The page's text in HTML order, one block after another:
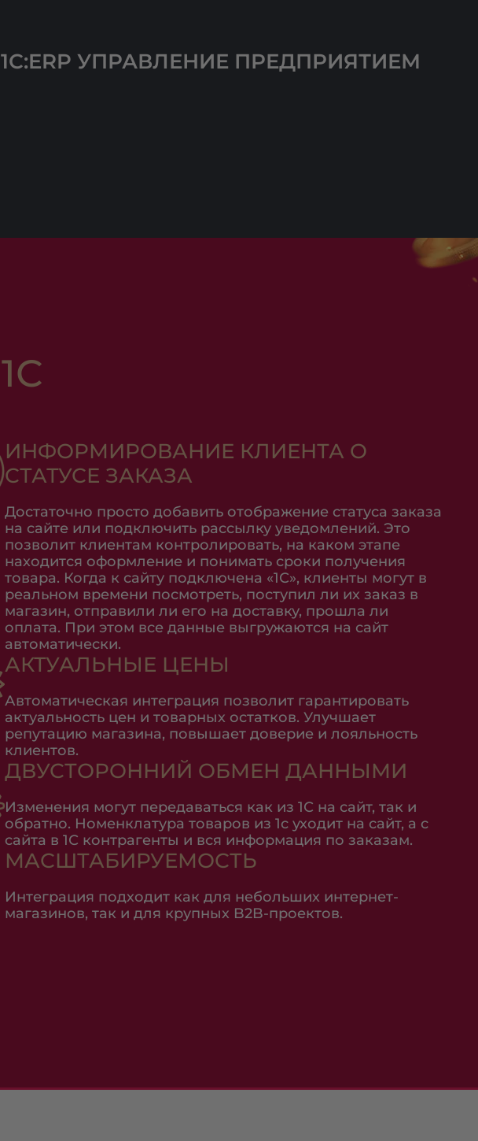
1С:ERP УПРАВЛЕНИЕ ПРЕДПРИЯТИЕМ
1С
ИНФОРМИРОВАНИЕ КЛИЕНТА О
СТАТУСЕ ЗАКАЗА
Достаточно просто добавить отображение статуса заказа
на сайте или подключить рассылку уведомлений. Это
позволит клиентам контролировать, на каком этапе
находится оформление и понимать сроки получения
товара. Когда к сайту подключена «1С», клиенты могут в
реальном времени посмотреть, поступил ли их заказ в
магазин, отправили ли его на доставку, прошла ли
оплата. При этом все данные выгружаются на сайт
автоматически.
АКТУАЛЬНЫЕ ЦЕНЫ
Автоматическая интеграция позволит гарантировать
актуальность цен и товарных остатков. Улучшает
репутацию магазина, повышает доверие и лояльность
клиентов.
ДВУСТОРОННИЙ ОБМЕН ДАННЫМИ
Изменения могут передаваться как из 1С на сайт, так и
обратно. Номенклатура товаров из 1с уходит на сайт, а с
сайта в 1С контрагенты и вся информация по заказам.
МАСШТАБИРУЕМОСТЬ
Интеграция подходит как для небольших интернет-
магазинов, так и для крупных B2B-проектов.